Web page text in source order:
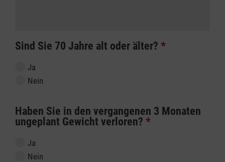
Sind Sie 70 Jahre alt oder älter? *
Ja
Nein
Haben Sie in den vergangenen 3 Monaten
ungeplant Gewicht verloren? *
Ja
Nein